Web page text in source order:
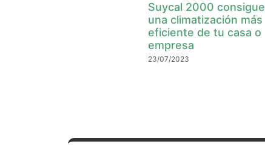
Suycal 2000 consigue
una climatización más
eficiente de tu casa o
empresa
23/07/2023